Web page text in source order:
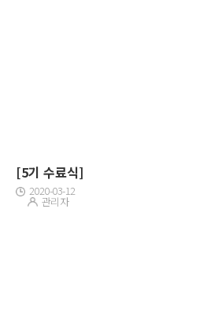
[5기 수료식]
2020-03-12
관리자